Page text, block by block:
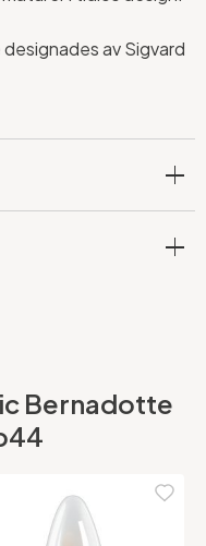
av Sigvard
Bernadotte